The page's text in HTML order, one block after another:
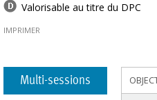
Valorisable au titre du DPC
IMPRIMER
Multi-sessions